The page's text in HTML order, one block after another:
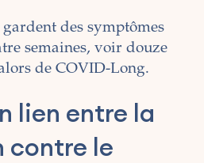
des symptômes
semaines, voir douze
de COVID-Long.
lien entre la
contre le